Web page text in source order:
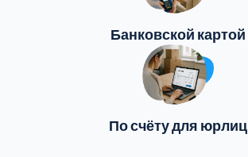
Банковской картой
По счёту для юрлиц